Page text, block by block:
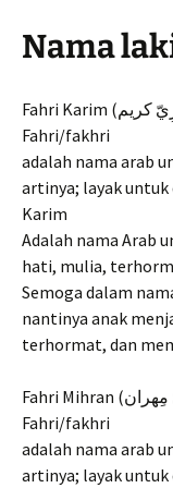
Nama
Fahri/fakhri
adalah nama arab
artinya; layak
Karim
Adalah nama Arab
hati, mulia,
Semoga dalam
nantinya anak
terhormat, dan
Fahri/fakhri
adalah nama arab
artinya; layak